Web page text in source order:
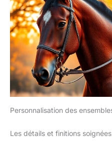
Personnalisation des
Les détails et finitions